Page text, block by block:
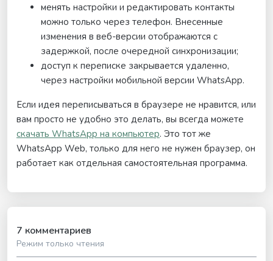
менять настройки и редактировать контакты
можно только через телефон. Внесенные
изменения в веб-версии отображаются с
задержкой, после очередной синхронизации;
доступ к переписке закрывается удаленно,
через настройки мобильной версии WhatsApp.
Если идея переписываться в браузере не нравится, или
вам просто не удобно это делать, вы всегда можете
скачать WhatsApp на компьютер. Это тот же
WhatsApp Web, только для него не нужен браузер, он
работает как отдельная самостоятельная программа.